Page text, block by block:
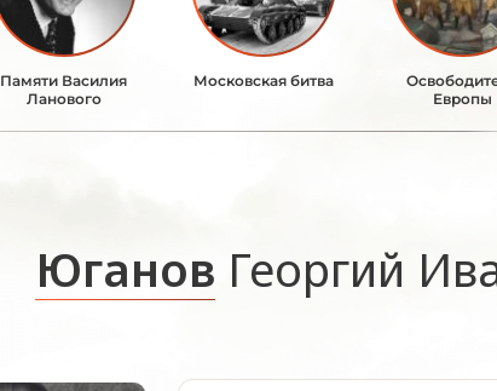
Памяти Василия
Ланового
Московская битва
Европы
Юганов Георгий